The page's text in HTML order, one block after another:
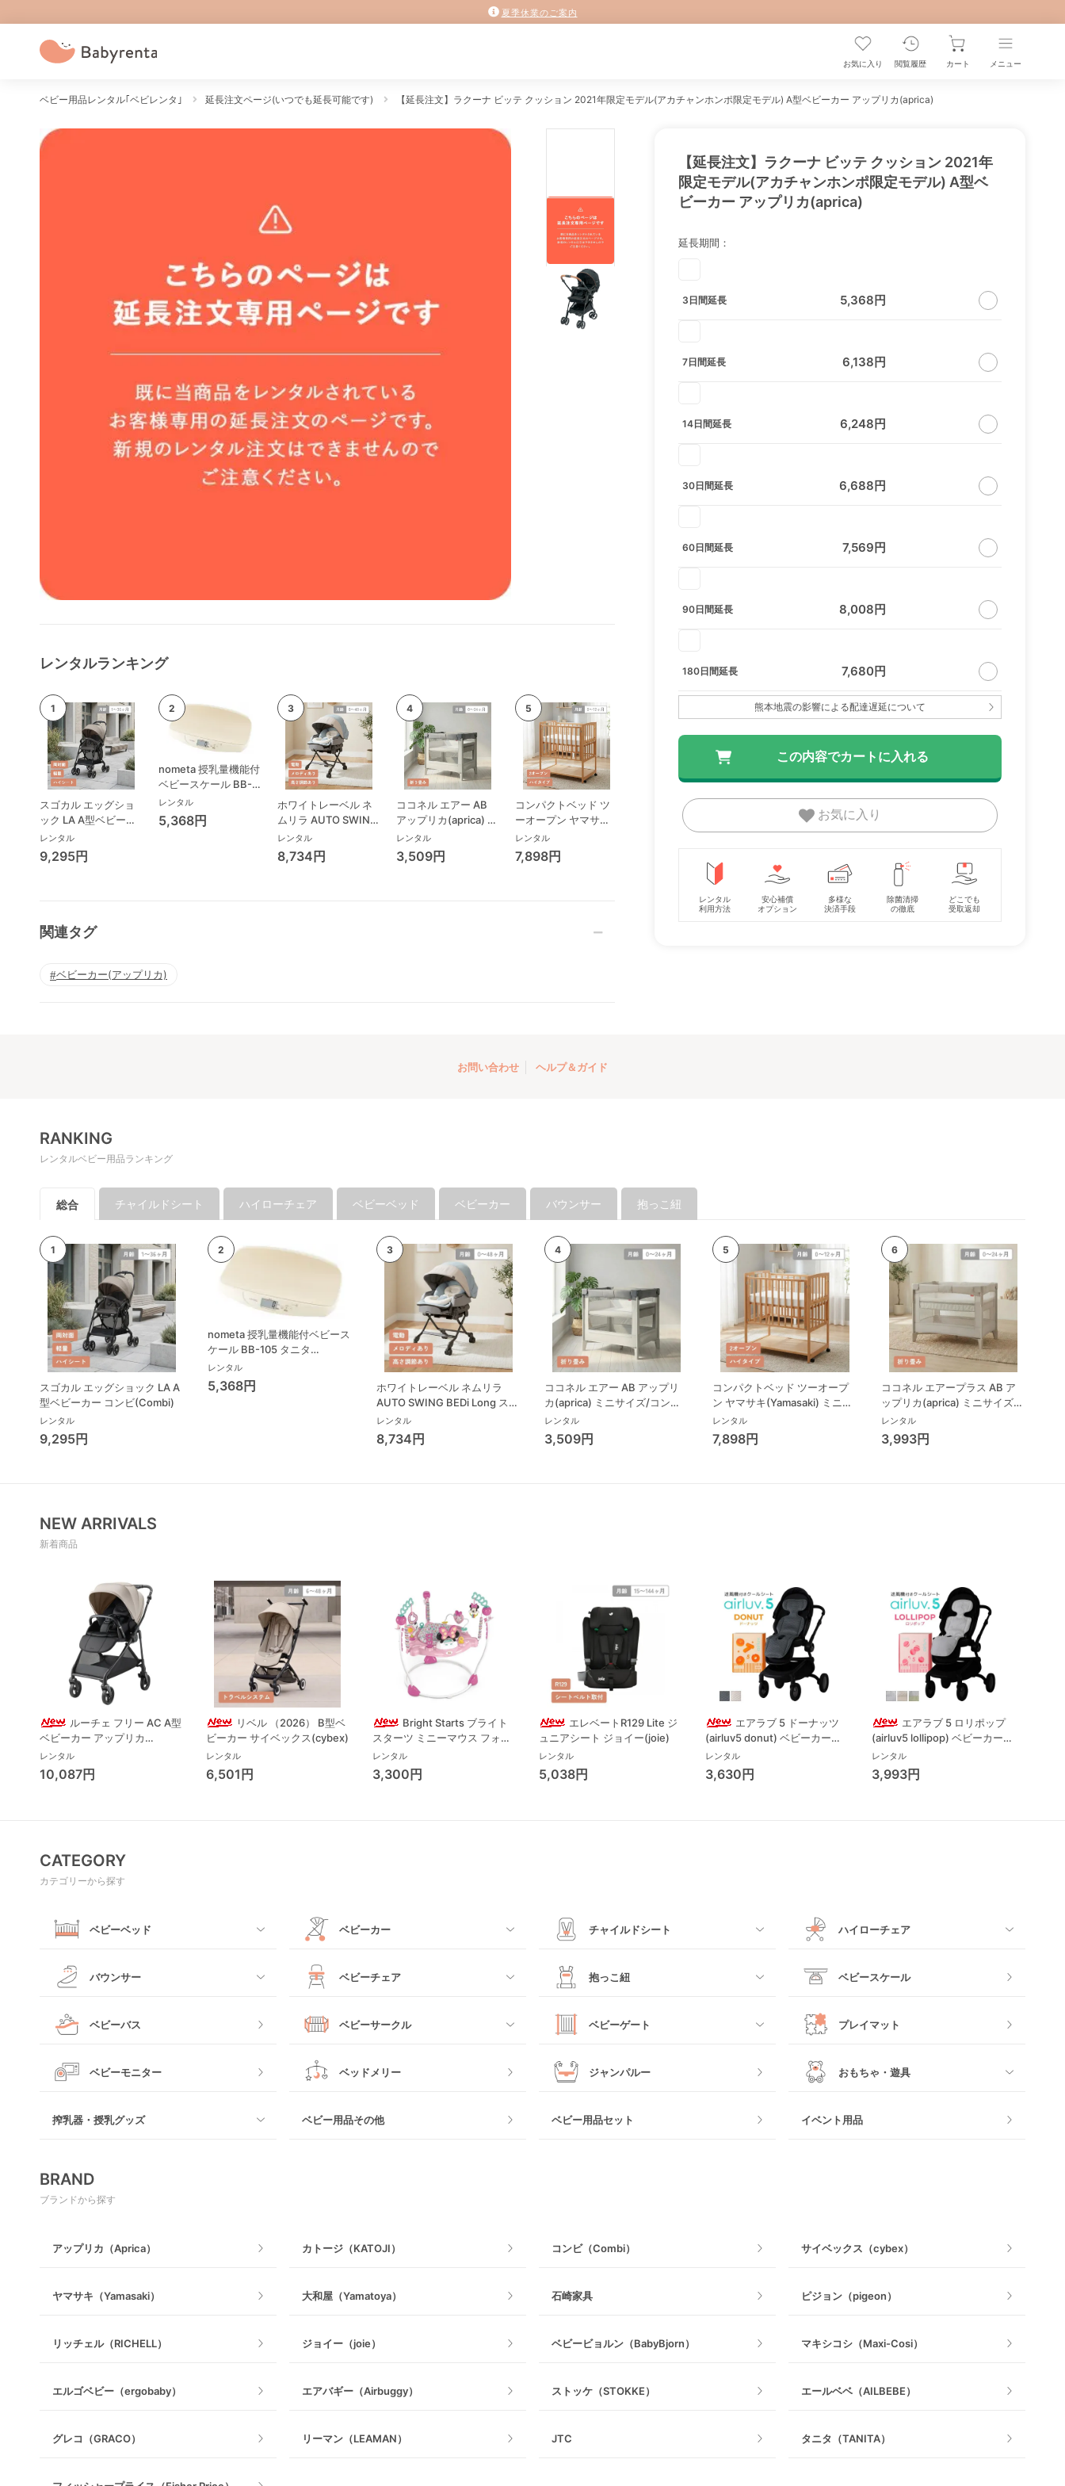
夏季休業のご案内
お気に入り 閲覧履歴 カート メニュー
ベビー用品レンタル｢ベビレンタ｣ 延長注文ページ(いつでも延長可能です) 【延長注文】ラクーナ ビッテ クッション 2021年限定モデル(アカチャンホンポ限定モデル) A型ベビーカー アップリカ(aprica)
【延長注文】ラクーナ ビッテ クッション 2021年
限定モデル(アカチャンホンポ限定モデル) A型ベ
ビーカー アップリカ(aprica)
延長期間：
3日間延長 5,368円
7日間延長 6,138円
14日間延長 6,248円
30日間延長 6,688円
60日間延長 7,569円
90日間延長 8,008円
180日間延長 7,680円
熊本地震の影響による配達遅延について
お気に入り
レンタル
利用方法
安心補償
オプション
多様な
決済手段
除菌清掃
の徹底
どこでも
受取返却
レンタルランキング
スゴカル エッグショ
ック LA A型ベビーカ
ー コンビ(Combi)
レンタル
9,295円
nometa 授乳量機能付
ベビースケール BB-
105 タニタ(TANITA)
ベビースケール・体重
計
レンタル
5,368円
ホワイトレーベル ネ
ムリラ AUTO SWING
BEDi Long スリープ
シェル EG コンビ
(Combi) ハイローチ
レンタル
8,734円
ココネル エアー AB
アップリカ(aprica) ミ
ニサイズ/コンパクト
ベビーベッド
レンタル
3,509円
コンパクトベッド ツ
ーオープン ヤマサキ
(Yamasaki) ミニサイ
ズ/コンパクトベビー
ベッド
レンタル
7,898円
ココネル エアープラ
ス AB アップリカ
(aprica) ミニサイズ/
ーオープン ヤマサキ
(Yamasaki) レギュラ
ビービョルン
(BabyBjorn) バウンサ
ベビーシート
ジョイー(joie)
関連タグ
ベビーカー(アップリカ)
お問い合わせ ヘルプ＆ガイド
RANKING
レンタルベビー用品ランキング
総合 チャイルドシート ハイローチェア ベビーベッド ベビーカー バウンサー 抱っこ紐
スゴカル エッグショック LA A
型ベビーカー コンビ(Combi)
レンタル
9,295円
nometa 授乳量機能付ベビース
ケール BB-105 タニタ
(TANITA) ベビースケール・体
重計
レンタル
5,368円
ホワイトレーベル ネムリラ
AUTO SWING BEDi Long スリ
ープシェル EG コンビ(Combi)
ハイローチェア・ベビーラック
レンタル
8,734円
ココネル エアー AB アップリ
カ(aprica) ミニサイズ/コンパ
クトベビーベッド
レンタル
3,509円
コンパクトベッド ツーオープ
ン ヤマサキ(Yamasaki) ミニサ
イズ/コンパクトベビーベッド
レンタル
7,898円
ココネル エアープラス AB ア
ップリカ(aprica) ミニサイズ/
コンパクトベビーベッド
レンタル
3,993円
NEW ARRIVALS
新着商品
ルーチェ フリー AC A型
ベビーカー アップリカ
(Aprica) A型ベビーカー アッ
プリカ(Aprica)
レンタル
10,087円
リベル （2026） B型ベ
ビーカー サイベックス(cybex)
レンタル
6,501円
Bright Starts ブライト
スターツ ミニーマウス フォー
エバー ベストフレンド ジャン
パー ジャンパルー キッズツー
(Kids2)
レンタル
3,300円
エレベートR129 Lite ジ
ュニアシート ジョイー(joie)
レンタル
5,038円
エアラブ 5 ドーナッツ
(airluv5 donut) ベビーカーそ
の他 ポレッド(Poled)
レンタル
3,630円
エアラブ 5 ロリポップ
(airluv5 lollipop) ベビーカーそ
の他 ポレッド(Poled)
レンタル
3,993円
CATEGORY
カテゴリーから探す
ベビーベッド
すべて
クーファン
ベビーベッドその他
ベビーカー
すべて
ベビーカーその他
チャイルドシート
すべて
ジュニアシート
チャイルドシートその他
ハイローチェア
すべて
バウンサー
すべて
ベビーチェア
すべて
抱っこ紐
すべて
ベビースケール
ベビーバス ベビーサークル
すべて
ベビーゲート
すべて
プレイマット
ベビーモニター ベッドメリー ジャンパルー おもちゃ・遊具
室内遊具
搾乳器・授乳グッズ
電動搾乳器
ベビー用品その他 ベビー用品セット イベント用品
BRAND
ブランドから探す
アップリカ（Aprica） カトージ（KATOJI） コンビ（Combi） サイベックス（cybex）
ヤマサキ（Yamasaki） 大和屋（Yamatoya） 石崎家具 ピジョン（pigeon）
リッチェル（RICHELL） ジョイー（joie） ベビービョルン（BabyBjorn） マキシコシ（Maxi-Cosi）
エルゴベビー（ergobaby） エアバギー（Airbuggy） ストッケ（STOKKE） エールベベ（AILBEBE）
グレコ（GRACO） リーマン（LEAMAN） JTC タニタ（TANITA）